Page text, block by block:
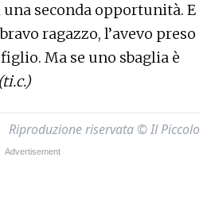
seconda opportunità. E
ragazzo, l’avevo preso
Ma se uno sbaglia è
(ti.c.)
Riproduzione riservata © Il Piccolo